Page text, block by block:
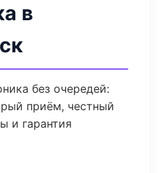
в
без очередей:
приём, честный
и гарантия